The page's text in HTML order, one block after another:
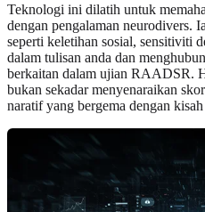
Teknologi ini dilatih untuk
dengan pengalaman neurodivers.
seperti keletihan sosial, sensitiviti
dalam tulisan anda dan
berkaitan dalam ujian RAADSR.
bukan sekadar menyenaraikan
naratif yang bergema dengan